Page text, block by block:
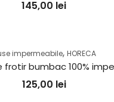
145,00 lei
impermeabile, HORECA
125,00 lei